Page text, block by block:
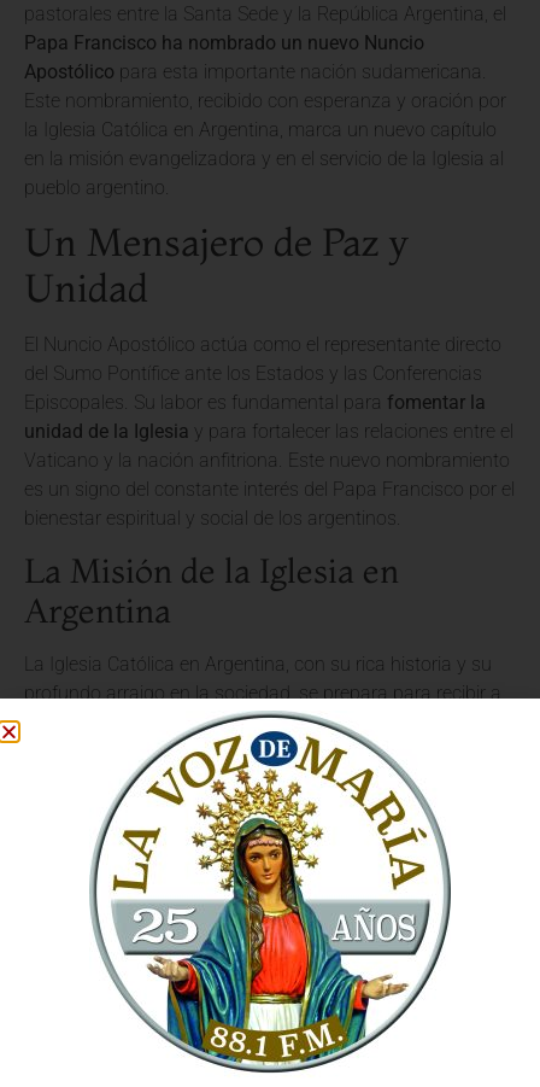
pastorales entre la Santa Sede y la República Argentina, el
Papa Francisco ha nombrado un nuevo Nuncio
Apostólico para esta importante nación sudamericana.
Este nombramiento, recibido con esperanza y oración por
la Iglesia Católica en Argentina, marca un nuevo capítulo
en la misión evangelizadora y en el servicio de la Iglesia al
pueblo argentino.
Un Mensajero de Paz y
Unidad
El Nuncio Apostólico actúa como el representante directo
del Sumo Pontífice ante los Estados y las Conferencias
Episcopales. Su labor es fundamental para fomentar la
unidad de la Iglesia y para fortalecer las relaciones entre el
Vaticano y la nación anfitriona. Este nuevo nombramiento
es un signo del constante interés del Papa Francisco por el
bienestar espiritual y social de los argentinos.
La Misión de la Iglesia en
Argentina
La Iglesia Católica en Argentina, con su rica historia y su
profundo arraigo en la sociedad, se prepara para recibir a
su nuevo representante pontificio. El Nuncio Apostólico
desempeñará un papel crucial en el apoyo a los obispos,
sacerdotes y fieles en sumisión de evangelización
llevando el mensaje del Evangelio y promoviendo los
valores cristianos en todos los ámbitos de la vida.
El Papa Francisco y su
Compromiso con América
Latina
Este nombramiento subraya elprofundo afecto y la
que el Papa Francisco, oriundo de